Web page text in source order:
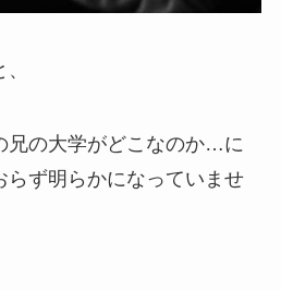
兄の大学がどこなのか…に
らず明らかになっていませ